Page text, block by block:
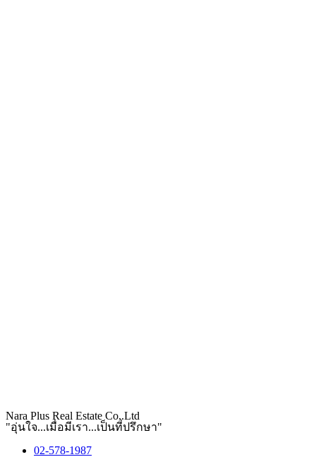
Nara Plus Real Estate Co,.Ltd
"อุ่นใจ...เมื่อมีเรา...เป็นที่ปรึกษา"
02-578-1987